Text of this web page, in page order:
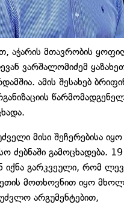
აჭარის მთავრობის
ვარშალომიძემ
ამის შესახებ
მისი შეჩერებისა
ძებნაში გამოცხადება.
იქნა გარკვეული, რომ
მოთხოვნით იყო
არგუმენტებით,